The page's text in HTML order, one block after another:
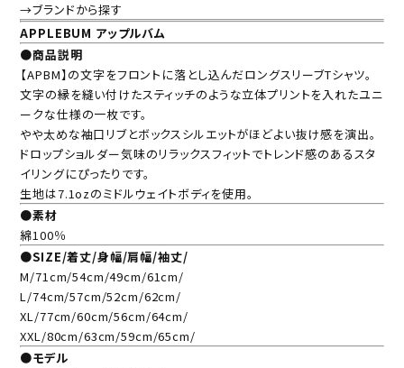
→ブランドから探す
APPLEBUM アップルバム
●商品説明
【APBM】の文字をフロントに落とし込んだロングスリーブTシャツ。
文字の縁を縫い付けたスティッチのような立体プリントを入れたユニ
ークな仕様の一枚です。
やや太めな袖口リブとボックスシルエットがほどよい抜け感を演出。
ドロップショルダー気味のリラックスフィットでトレンド感のあるスタ
イリングにぴったりです。
生地は7.1ozのミドルウェイトボディを使用。
●素材
綿100％
●SIZE/着丈/身幅/肩幅/袖丈/
M/71cm/54cm/49cm/61cm/
L/74cm/57cm/52cm/62cm/
XL/77cm/60cm/56cm/64cm/
XXL/80cm/63cm/59cm/65cm/
●モデル